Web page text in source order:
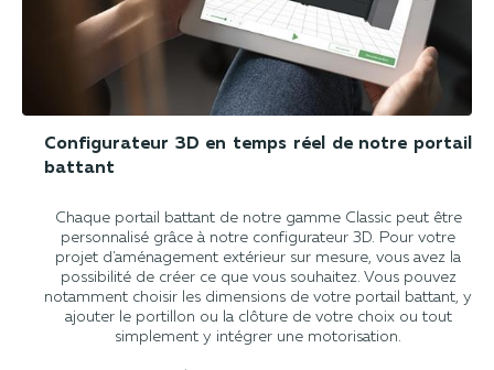
Configurateur 3D en temps réel de notre portail
battant
Chaque portail battant de notre gamme Classic peut être
personnalisé grâce à notre configurateur 3D. Pour votre
projet d'aménagement extérieur sur mesure, vous avez la
possibilité de créer ce que vous souhaitez. Vous pouvez
notamment choisir les dimensions de votre portail battant, y
ajouter le portillon ou la clôture de votre choix ou tout
simplement y intégrer une motorisation.